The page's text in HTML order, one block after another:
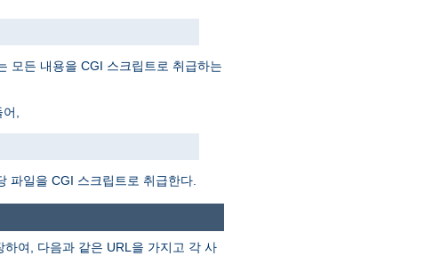
모든 내용을 CGI 스크립트로 취급하는
어,
파일을 CGI 스크립트로 취급한다.
하여, 다음과 같은 URL을 가지고 각 사